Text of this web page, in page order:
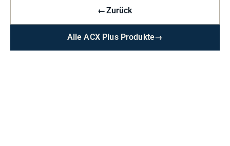
←Zurück
Alle ACX Plus Produkte→